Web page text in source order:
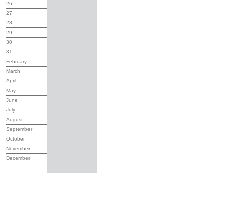
26
27
28
29
30
31
February
March
April
May
June
July
August
September
October
November
December